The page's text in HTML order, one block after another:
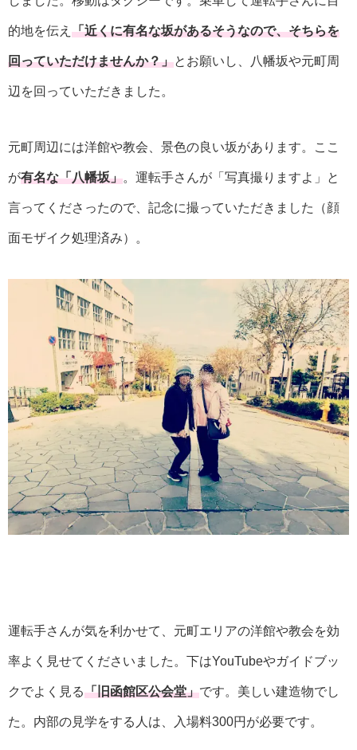
的地を伝え 「近くに有名な坂があるそうなので、そちらを
回っていただけませんか？」とお願いし、八幡坂や元町周
辺を回っていただきました。
元町周辺には洋館や教会、景色の良い坂があります。ここ
が有名な「八幡坂」。運転手さんが「写真撮りますよ」と
言ってくださったので、記念に撮っていただきました（顔
面モザイク処理済み）。
運転手さんが気を利かせて、元町エリアの洋館や教会を効
率よく見せてくださいました。下はYouTubeやガイドブッ
クでよく見る「旧函館区公会堂」です。美しい建造物でし
た。内部の見学をする人は、入場料300円が必要です。